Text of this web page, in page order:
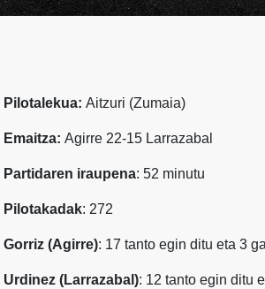
Pilotalekua: Aitzuri (Zumaia)
Emaitza: Agirre 22-15 Larrazabal
Partidaren iraupena: 52 minutu
Pilotakadak: 272
Gorriz (Agirre): 17 tanto egin ditu eta 3
Urdinez (Larrazabal): 12 tanto egin ditu